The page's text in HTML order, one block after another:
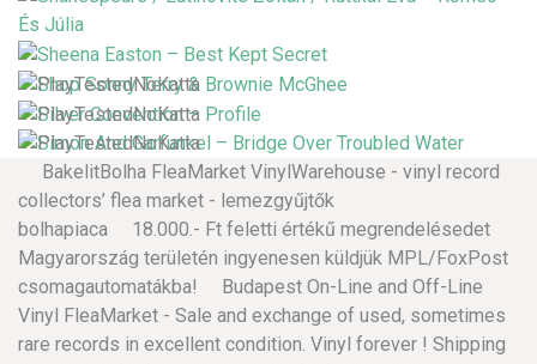
BakelitBolha FleaMarket VinylWarehouse - vinyl record
collectors’ flea market - lemezgyűjtők
bolhapiaca 18.000.- Ft feletti értékű megrendelésedet
Magyarország területén ingyenesen küldjük MPL/FoxPost
csomagautomatákba! Budapest On-Line and Off-Line
Vinyl FleaMarket - Sale and exchange of used, sometimes
rare records in excellent condition. Vinyl forever ! Shipping